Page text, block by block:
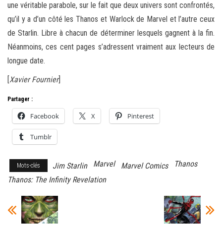
une véritable parabole, sur le fait que deux univers sont confrontés,
qu’il y a d’un côté les Thanos et Warlock de Marvel et l’autre ceux
de Starlin. Libre à chacun de déterminer lesquels gagnent à la fin.
Néanmoins, ces cent pages s’adressent vraiment aux lecteurs de
longue date.
[Xavier Fournier]
Partager :
Facebook X Pinterest
Tumblr
Mots-clés Jim Starlin Marvel Marvel Comics
Thanos
Thanos: The Infinity Revelation